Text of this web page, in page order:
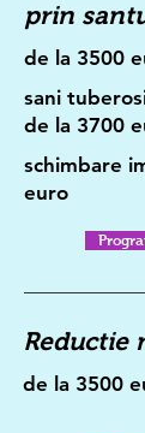
prin
de la 3500
sani
de la 3700
schimbare
euro
Reductie
de la 3500